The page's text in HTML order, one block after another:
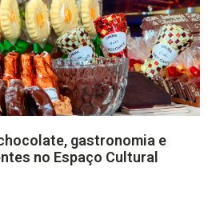
gastronomia e
no Espaço Cultural